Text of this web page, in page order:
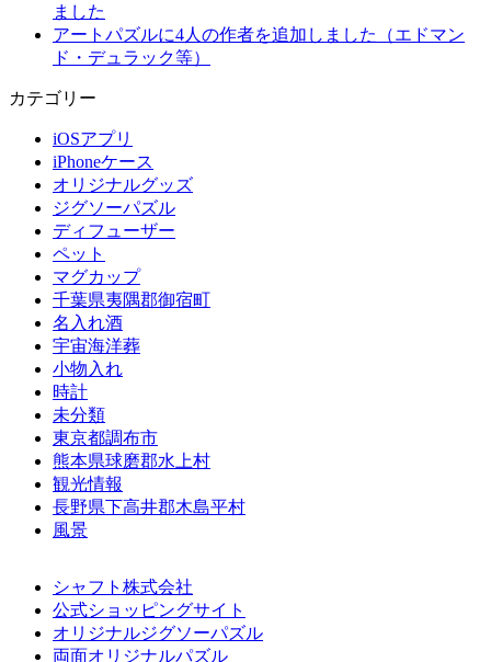
ました
アートパズルに4人の作者を追加しました（エドマン
ド・デュラック等）
カテゴリー
iOSアプリ
iPhoneケース
オリジナルグッズ
ジグソーパズル
ディフューザー
ペット
マグカップ
千葉県夷隅郡御宿町
名入れ酒
宇宙海洋葬
小物入れ
時計
未分類
東京都調布市
熊本県球磨郡水上村
観光情報
長野県下高井郡木島平村
風景
シャフト株式会社
公式ショッピングサイト
オリジナルジグソーパズル
両面オリジナルパズル